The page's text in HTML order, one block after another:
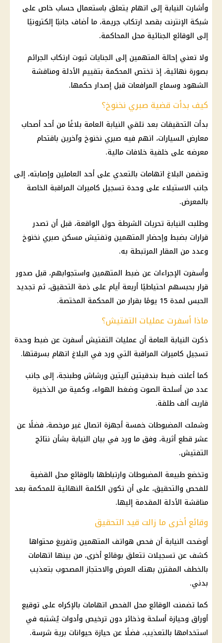
وأشارت النيابة إلى اتهام يتعلق باستعمال حساب خاص على
شبكة الإنترنت بقصد ارتكاب جريمة، ما أضاف جانبًا إلكترونيًا
إلى الوقائع الجنائية محل المحاكمة.
ولا تعني إحالة المتهمين إلى الجنايات ثبوت ارتكاب الجرائم
بصورة نهائية، إذ تختص المحكمة بتقييم الأدلة ومناقشة
الشهود وسماع المرافعات قبل إصدار حكمها.
كيف بدأت قضية صبري نخنوخ؟
بدأت التحقيقات بعد تلقي النيابة العامة بلاغًا من أحد أصحاب
معارض السيارات، اتهم فيه صبري نخنوخ وآخرين باقتحام
معرضه على خلفية خلافات مالية.
وتضمن البلاغ اتهامات بالتعدي على أحد العاملين وإصابته، إلى
جانب الاستيلاء على وحدة تسجيل كاميرات المراقبة الخاصة
بالمعرض.
وطلبت النيابة تحريات الشرطة حول الواقعة، قبل أن تصدر
قرارات بضبط وإحضار المتهمين وتفتيش مسكن صبري نخنوخ
وعدد من المقار المرتبطة به.
وأسفرت الإجراءات عن ضبط المتهمين واستجوابهم، قبل صدور
قرار بحبسهم احتياطيًا أربعة أيام على ذمة التحقيق، ثم تجديد
الحبس لمدة 15 يومًا بقرار من المحكمة المختصة.
ماذا أسفرت عمليات التفتيش؟
ذكرت النيابة العامة أن عمليات التفتيش أسفرت عن ضبط وحدة
تسجيل كاميرات المراقبة التي ورد في البلاغ اتهام بسرقتها.
كما أعلنت ضبط بندقيتين آليتين ورشاش وطبنجة، إلى جانب
عدد من أسلحة الصوت وضغط الهواء، وكمية من الذخيرة
قاربت ألف طلقة.
وشملت المضبوطات خمسة أجهزة اتصال غير مرخصة، فضلًا عن
عشر قطع أثرية، وفق ما ورد في بيان النيابة بشأن نتائج
التفتيش.
وتخضع طبيعة المضبوطات وارتباطها بالوقائع محل القضية
للفحص والتحقيق، على أن تكون الكلمة النهائية للمحكمة بعد
مناقشة الأدلة المقدمة إليها.
وقائع أخرى ما زالت قيد التحقيق
أوضحت النيابة أن فحص هواتف المتهمين وتفريغ محتواها
كشف عن تسجيلات تتعلق بوقائع أخرى، من بينها اتهامات
بالخطف المقترن بهتك العرض والاحتجاز المصحوب بتعذيب
بدني.
كما تضمنت الوقائع محل الفحص اتهامات بالإكراه على توقيع
أوراق وحيازة أسلحة وذخائر دون ترخيص وأدوات يُشتبه في
استخدامها بالتعذيب، فضلًا عن حيازة حيوانات برية شرسة.